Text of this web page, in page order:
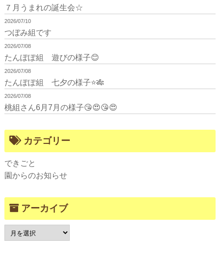
７月うまれの誕生会☆
2026/07/10
つぼみ組です
2026/07/08
たんぽぽ組 遊びの様子😊
2026/07/08
たんぽぽ組 七夕の様子⭐🎋
2026/07/08
桃組さん6月7月の様子😘😍😘😍
カテゴリー
できごと
園からのお知らせ
アーカイブ